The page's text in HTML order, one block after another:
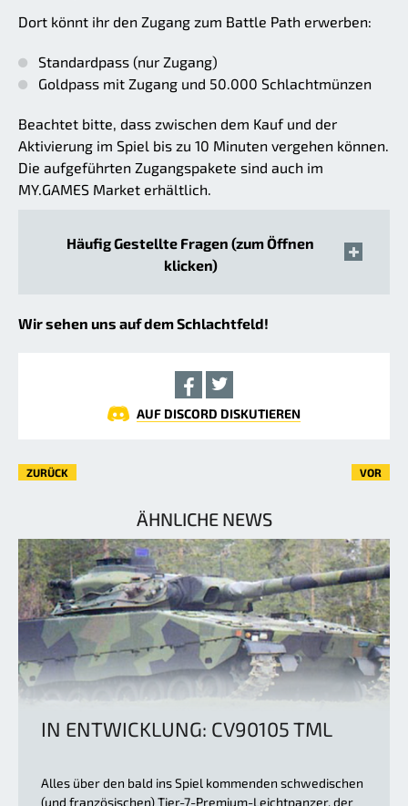
Dort könnt ihr den Zugang zum Battle Path erwerben:
Standardpass (nur Zugang)
Goldpass mit Zugang und 50.000 Schlachtmünzen
Beachtet bitte, dass zwischen dem Kauf und der
Aktivierung im Spiel bis zu 10 Minuten vergehen können.
Die aufgeführten Zugangspakete sind auch im
MY.GAMES Market erhältlich.
Häufig Gestellte Fragen (zum Öffnen
klicken)
Wir sehen uns auf dem Schlachtfeld!
AUF DISCORD DISKUTIEREN
ZURÜCK VOR
ÄHNLICHE NEWS
IN ENTWICKLUNG: CV90105 TML
Alles über den bald ins Spiel kommenden schwedischen
(und französischen) Tier-7-Premium-Leichtpanzer, der